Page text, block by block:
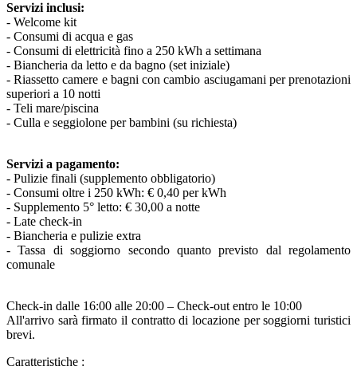
Servizi inclusi:
- Welcome kit
- Consumi di acqua e gas
- Consumi di elettricità fino a 250 kWh a settimana
- Biancheria da letto e da bagno (set iniziale)
- Riassetto camere e bagni con cambio asciugamani per prenotazioni
superiori a 10 notti
- Teli mare/piscina
- Culla e seggiolone per bambini (su richiesta)
Servizi a pagamento:
- Pulizie finali (supplemento obbligatorio)
- Consumi oltre i 250 kWh: € 0,40 per kWh
- Supplemento 5° letto: € 30,00 a notte
- Late check-in
- Biancheria e pulizie extra
- Tassa di soggiorno secondo quanto previsto dal regolamento
comunale
Check-in dalle 16:00 alle 20:00 – Check-out entro le 10:00
All'arrivo sarà firmato il contratto di locazione per soggiorni turistici
brevi.
Caratteristiche :